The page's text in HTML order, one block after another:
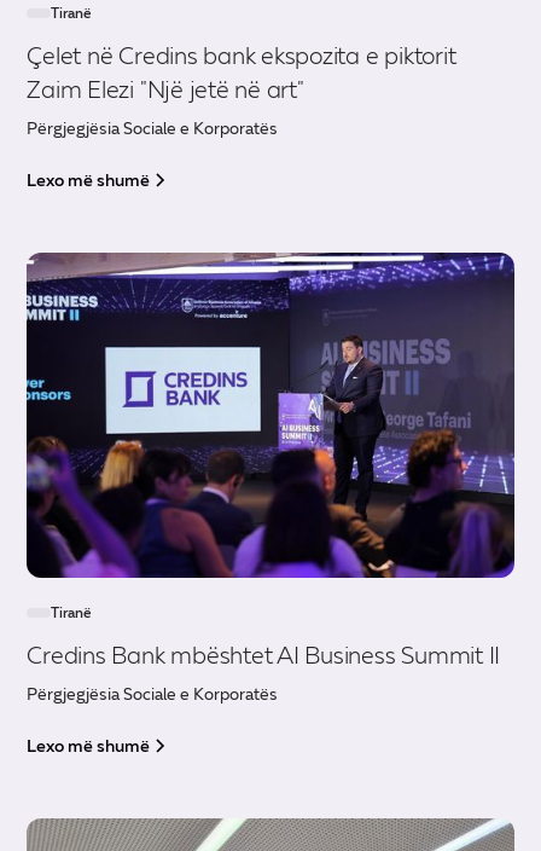
Tiranë
Çelet në Credins bank ekspozita e piktorit
Zaim Elezi "Një jetë në art"
Përgjegjësia Sociale e Korporatës
Lexo më shumë
Tiranë
Credins Bank mbështet AI Business Summit II
Përgjegjësia Sociale e Korporatës
Lexo më shumë